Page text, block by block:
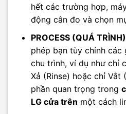
hết các trường hợp,
động cân đo và chọn
PROCESS (QUÁ
phép bạn tùy chỉnh các
chu trình, ví dụ như chỉ
Xả (Rinse) hoặc chỉ Vắt
phần quan trọng trong
LG cửa trên một cách